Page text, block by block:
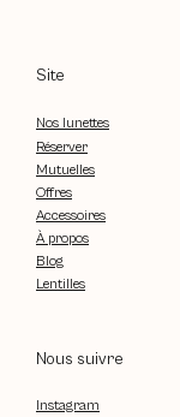
Site
Nos lunettes
Réserver
Mutuelles
Offres
Accessoires
À propos
Blog
Lentilles
Nous suivre
Instagram